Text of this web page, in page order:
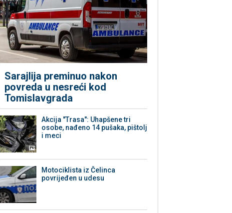
Sarajlija preminuo nakon
povreda u nesreći kod
Tomislavgrada
Akcija "Trasa": Uhapšene tri
osobe, nađeno 14 pušaka, pištolj
i meci
Motociklista iz Čelinca
povrijeđen u udesu